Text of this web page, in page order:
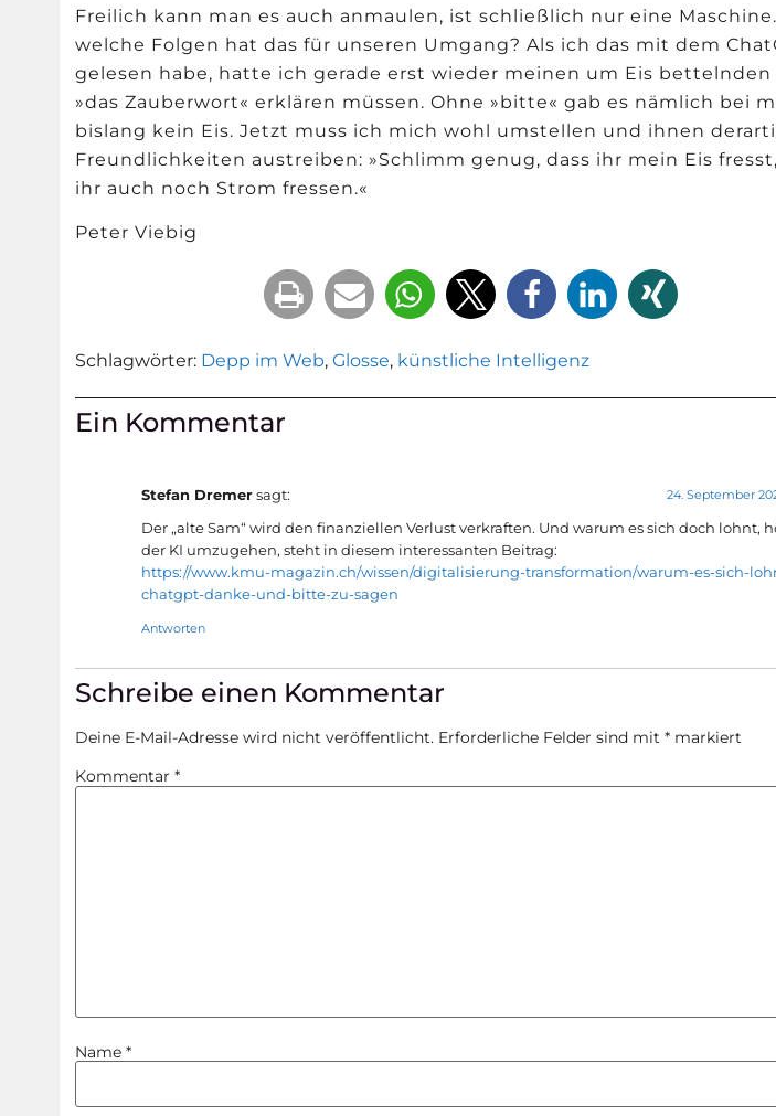
Freilich kann man es auch anmaulen, ist schließlich nur eine
welche Folgen hat das für unseren Umgang? Als ich das mit dem
gelesen habe, hatte ich gerade erst wieder meinen um Eis bettelnden
»das Zauberwort«erklären müssen. Ohne »bitte«gab es nämlich bei
bislang kein Eis. Jetzt muss ich mich wohl umstellen und ihnen
Freundlichkeiten austreiben: »Schlimm genug, dass ihr mein Eis
ihr auch noch Strom fressen.«
Peter Viebig
Schlagwörter: Depp im Web,Glosse, künstliche Intelligenz
Ein Kommentar
Stefan Dremer sagt: 24. September
Der „alte Sam“ wird den finanziellen Verlust verkraften. Und warum es sich doch lohnt,
der KI umzugehen, steht in diesem interessanten Beitrag:
https://www.kmu-magazin.ch/wissen/digitalisierung-transformation/warum-es-sich-
chatgpt-danke-und-bitte-zu-sagen
Antworten
Schreibe einen Kommentar
Deine E-Mail-Adresse wird nicht veröffentlicht. Erforderliche Felder sind mit* markiert
Kommentar*
Name*